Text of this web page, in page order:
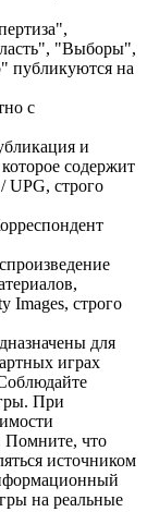
"Выборы",
публикуются на
с
и
содержит
UPG, строго
Images, строго
для
играх
При
Помните, что
источником
на реальные